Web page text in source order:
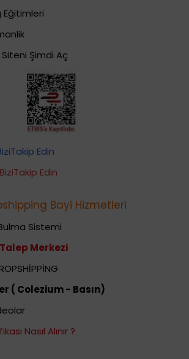
Eğitimleri
Şimdi Aç
Edin
Edin
Bayi Hizmetleri
Sistemi
Merkezi
( Colezium - Basın)
Nasıl Alınır ?